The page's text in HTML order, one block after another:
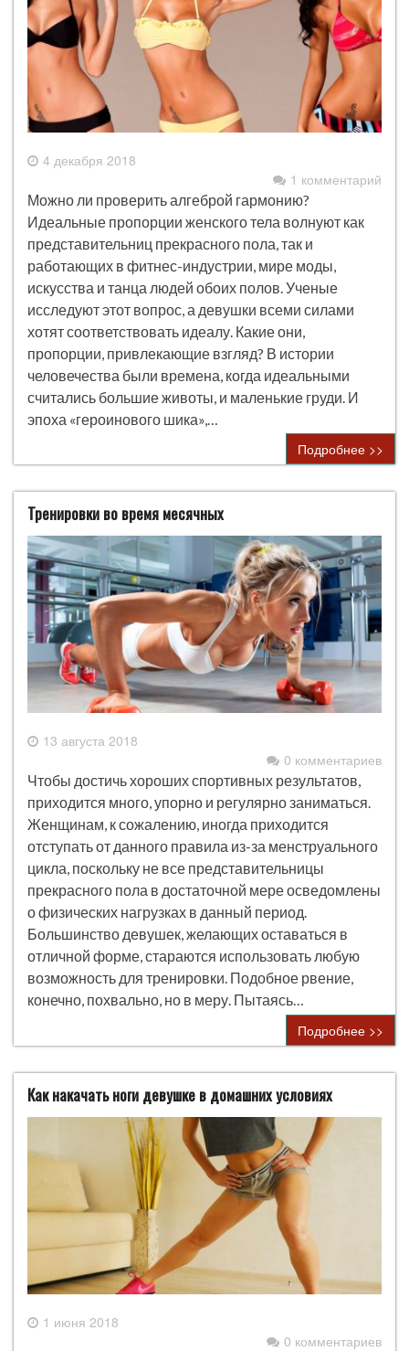
4 декабря 2018
1 комментарий
Можно ли проверить алгеброй гармонию?
Идеальные пропорции женского тела волнуют как
представительниц прекрасного пола, так и
работающих в фитнес-индустрии, мире моды,
искусства и танца людей обоих полов. Ученые
исследуют этот вопрос, а девушки всеми силами
хотят соответствовать идеалу. Какие они,
пропорции, привлекающие взгляд? В истории
человечества были времена, когда идеальными
считались большие животы, и маленькие груди. И
эпоха «героинового шика»,…
Подробнее >>
Тренировки во время месячных
13 августа 2018
0 комментариев
Чтобы достичь хороших спортивных результатов,
приходится много, упорно и регулярно заниматься.
Женщинам, к сожалению, иногда приходится
отступать от данного правила из-за менструального
цикла, поскольку не все представительницы
прекрасного пола в достаточной мере осведомлены
о физических нагрузках в данный период.
Большинство девушек, желающих оставаться в
отличной форме, стараются использовать любую
возможность для тренировки. Подобное рвение,
конечно, похвально, но в меру. Пытаясь…
Подробнее >>
Как накачать ноги девушке в домашних условиях
1 июня 2018
0 комментариев